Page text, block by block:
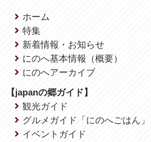
ホーム
特集
新着情報・お知らせ
にのへ基本情報（概要）
にのへアーカイブ
【japanの郷ガイド】
観光ガイド
グルメガイド「にのへごはん」
イベントガイド